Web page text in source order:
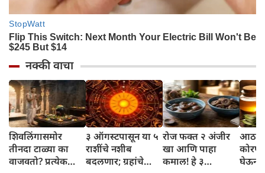
नक्की वाचा
शिवलिंगासमोर
तीनदा टाळ्या का
वाजवतो? प्रत्येक
३ ऑगस्टपासून या ५
राशींचे नशीब
बदलणार; ग्रहांचे
रोज फक्त २ अंजीर
खा आणि पाहा
कमाल! हे ३
घेऊन